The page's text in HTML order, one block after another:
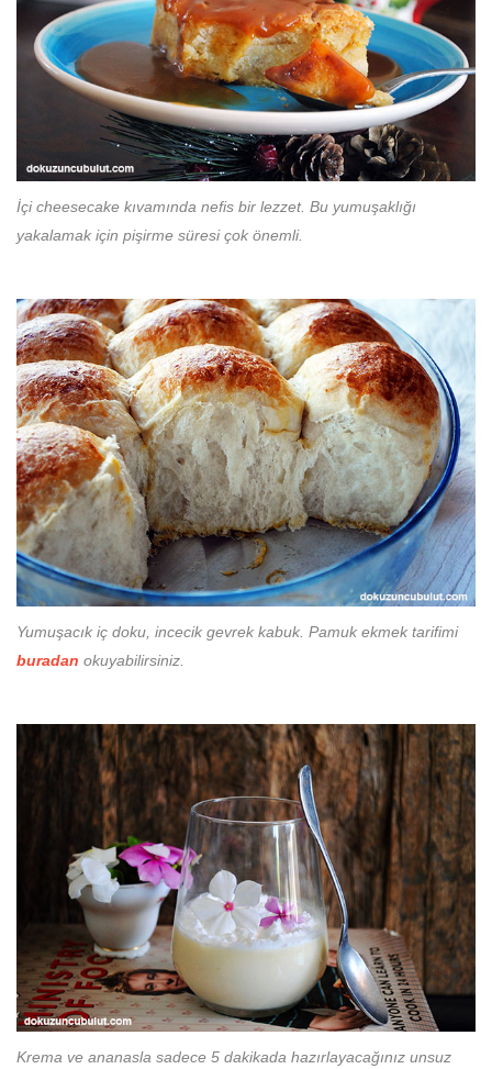
İçi cheesecake kıvamında nefis bir lezzet. Bu yumuşaklığı
yakalamak için pişirme süresi çok önemli.
Yumuşacık iç doku, incecik gevrek kabuk. Pamuk ekmek tarifimi
buradan okuyabilirsiniz.
Krema ve ananasla sadece 5 dakikada hazırlayacağınız unsuz